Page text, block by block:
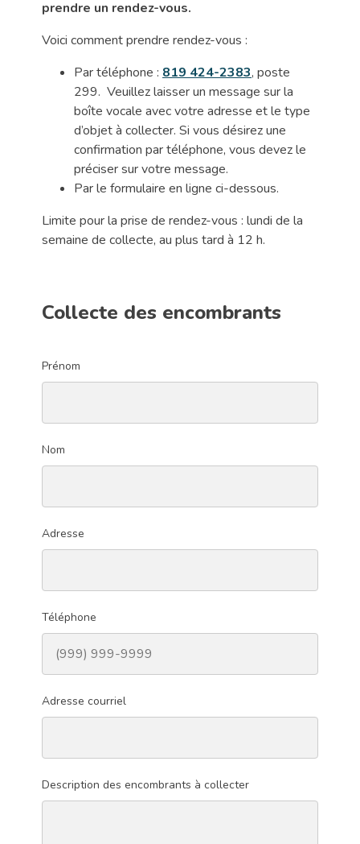
prendre un rendez-vous.
Voici comment prendre rendez-vous :
Par téléphone : 819 424-2383, poste
299. Veuillez laisser un message sur la
boîte vocale avec votre adresse et le type
d’objet à collecter. Si vous désirez une
confirmation par téléphone, vous devez le
préciser sur votre message.
Par le formulaire en ligne ci-dessous.
Limite pour la prise de rendez-vous : lundi de la
semaine de collecte, au plus tard à 12 h.
Collecte des encombrants
Prénom
Nom
Adresse
Téléphone
Adresse courriel
Description des encombrants à collecter